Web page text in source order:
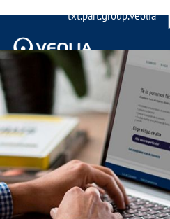
txt.part.group.veolia